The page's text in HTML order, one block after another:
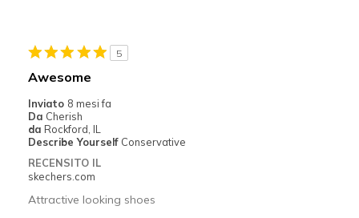
Migliori Utilizzi:
Going Out
5
Awesome
Inviato 8 mesi fa
Da Cherish
da Rockford, IL
Describe Yourself Conservative
RECENSITO IL
skechers.com
Attractive looking shoes